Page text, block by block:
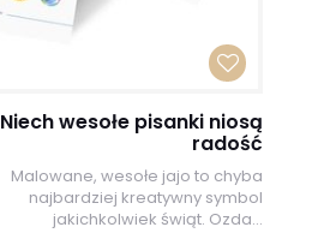
Niech wesołe pisanki niosą
radość
Malowane, wesołe jajo to chyba
najbardziej kreatywny symbol
jakichkolwiek świąt. Ozda...